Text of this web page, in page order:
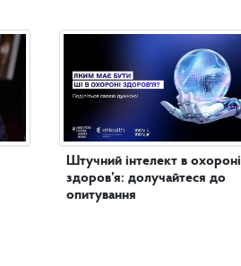
Штучний інтелект в охороні
здоров’я: долучайтеся до
опитування